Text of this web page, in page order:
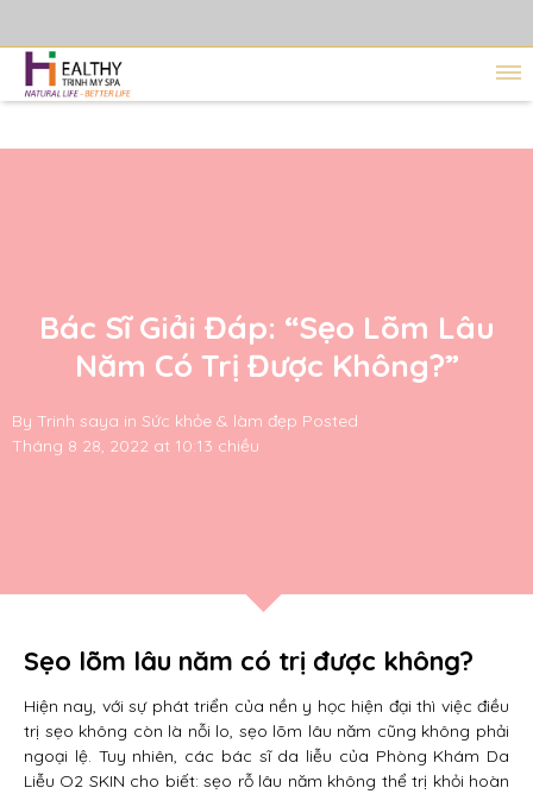
Bác Sĩ Giải Đáp: “Sẹo Lõm Lâu
Năm Có Trị Được Không?”
By Trinh saya in Sức khỏe & làm đẹp Posted
Tháng 8 28, 2022 at 10:13 chiều
Sẹo lõm lâu năm có trị được không?
Hiện nay, với sự phát triển của nền y học hiện đại thì việc điều
trị sẹo không còn là nỗi lo, sẹo lõm lâu năm cũng không phải
ngoại lệ. Tuy nhiên, các bác sĩ da liễu của Phòng Khám Da
Liễu O2 SKIN cho biết: sẹo rỗ lâu năm không thể trị khỏi hoàn